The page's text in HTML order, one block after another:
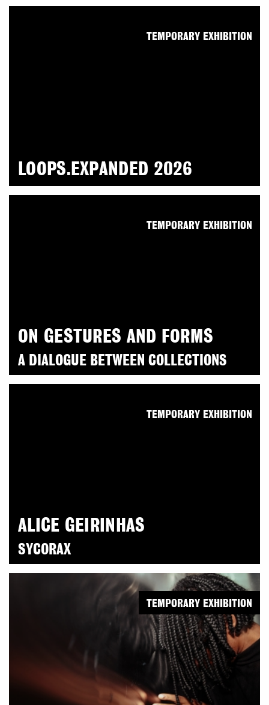
LOOPS.EXPANDED 2026
TEMPORARY EXHIBITION
ON GESTURES AND FORMS
A DIALOGUE BETWEEN COLLECTIONS
TEMPORARY EXHIBITION
ALICE GEIRINHAS
SYCORAX
TEMPORARY EXHIBITION
TEMPORARY EXHIBITION